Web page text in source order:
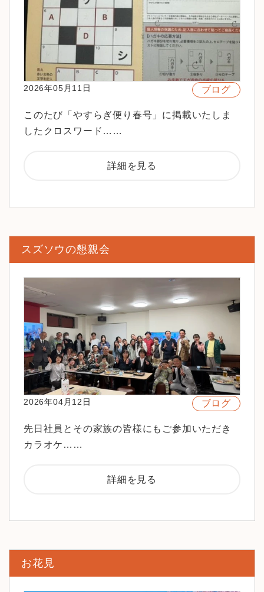
2026年05月11日 ブログ
このたび「やすらぎ便り春号」に掲載いたしま
したクロスワード……
詳細を見る
スズソウの懇親会
2026年04月12日 ブログ
先日社員とその家族の皆様にもご参加いただき
カラオケ……
詳細を見る
お花見